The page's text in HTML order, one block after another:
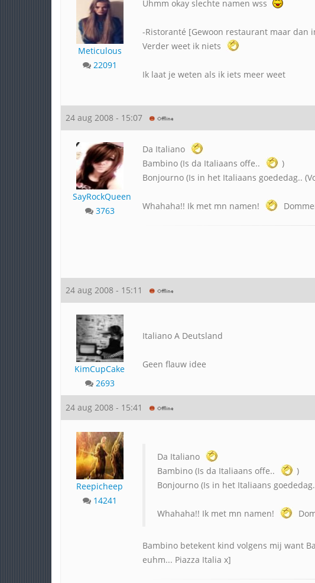
Meticulous
22091
Uhmm okay slechte namen wss
-Ristoranté [Gewoon restaurant maar dan
Verder weet ik niets
Ik laat je weten als ik iets meer weet
24 aug 2008 - 15:07
SayRockQueen
3763
Da Italiano
Bambino (Is da Italiaans offe..
)
Bonjourno (Is in het Italiaans goededag..
Whahaha!! Ik met mn namen!
24 aug 2008 - 15:11
KimCupCake
2693
Italiano A Deutsland
Geen flauw idee
24 aug 2008 - 15:41
Reepicheep
14241
Da Italiano
Bambino (Is da Italiaans offe..
)
Bonjourno (Is in het Italiaans
Whahaha!! Ik met mn namen!
Bambino betekent kind volgens mij want
euhm... Piazza Italia x]